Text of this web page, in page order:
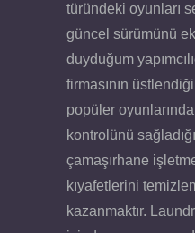
türündeki oyunları
güncel sürümünü
duyduğum
firmasının
popüler
kontrolünü
çamaşırhane
kıyafetlerini
kazanmaktır.